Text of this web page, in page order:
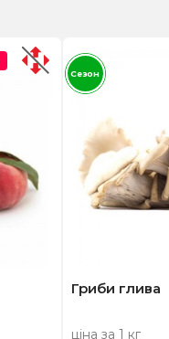
Гриби глива
ціна за 1 кг
Сезон